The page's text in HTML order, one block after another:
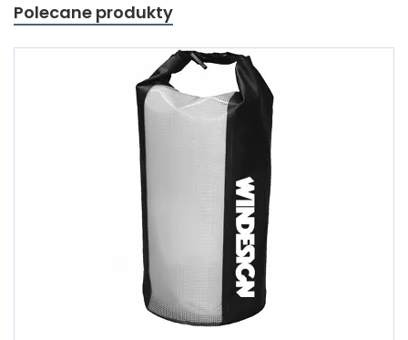
Polecane produkty